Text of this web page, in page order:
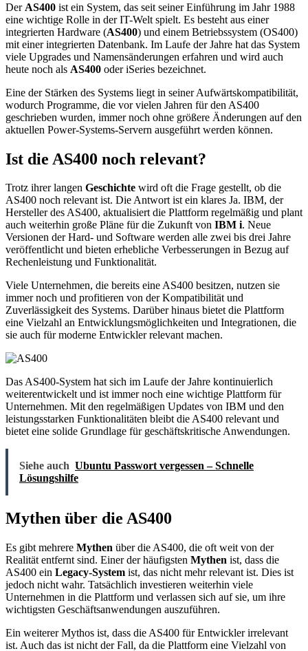
Der AS400 ist ein System, das seit seiner Einführung im Jahr 1988
eine wichtige Rolle in der IT-Welt spielt. Es besteht aus einer
integrierten Hardware (AS400) und einem Betriebssystem (OS400)
mit einer integrierten Datenbank. Im Laufe der Jahre hat das System
viele Upgrades und Namensänderungen erfahren und wird auch
heute noch als AS400 oder iSeries bezeichnet.
Eine der Stärken des Systems liegt in seiner Aufwärtskompatibilität,
wodurch Programme, die vor vielen Jahren für den AS400
geschrieben wurden, immer noch ohne größere Änderungen auf den
aktuellen Power-Systems-Servern ausgeführt werden können.
Ist die AS400 noch relevant?
Trotz ihrer langen Geschichte wird oft die Frage gestellt, ob die
AS400 noch relevant ist. Die Antwort ist ein klares Ja. IBM, der
Hersteller des AS400, aktualisiert die Plattform regelmäßig und plant
auch weiterhin große Pläne für die Zukunft von IBM i. Neue
Versionen der Hard- und Software werden alle zwei bis drei Jahre
veröffentlicht und bieten erhebliche Verbesserungen in Bezug auf
Rechenleistung und Funktionalität.
Viele Unternehmen, die bereits eine AS400 besitzen, nutzen sie
immer noch und profitieren von der Kompatibilität und
Zuverlässigkeit des Systems. Darüber hinaus bietet die Plattform
eine Vielzahl an Entwicklungsmöglichkeiten und Integrationen, die
sie auch für moderne Entwickler relevant machen.
Das AS400-System hat sich im Laufe der Jahre kontinuierlich
weiterentwickelt und ist immer noch eine wichtige Plattform für
Unternehmen. Mit den regelmäßigen Updates von IBM und den
leistungsstarken Funktionalitäten bleibt die AS400 relevant und
bietet eine solide Grundlage für geschäftskritische Anwendungen.
Siehe auch Ubuntu Passwort vergessen – Schnelle
Lösungshilfe
Mythen über die AS400
Es gibt mehrere Mythen über die AS400, die oft weit von der
Realität entfernt sind. Einer der häufigsten Mythen ist, dass die
AS400 ein Legacy-System ist, das nicht mehr relevant ist. Dies ist
jedoch nicht wahr. Tatsächlich investieren weiterhin viele
Unternehmen in die Plattform und verlassen sich auf sie, um ihre
wichtigsten Geschäftsanwendungen auszuführen.
Ein weiterer Mythos ist, dass die AS400 für Entwickler irrelevant
ist. Auch das ist nicht der Fall, da die Plattform eine Vielzahl von